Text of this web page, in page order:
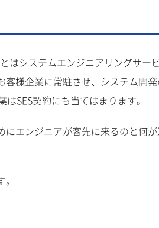
はシステムエンジニアリングサー
様企業に常駐させ、システム開
SES契約にも当てはまります。
エンジニアが客先に来るのと何